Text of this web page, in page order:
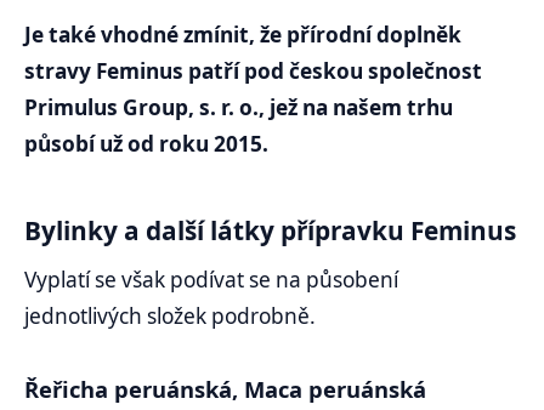
Je také vhodné zmínit, že přírodní doplněk
stravy Feminus patří pod českou společnost
Primulus Group, s. r. o., jež na našem trhu
působí už od roku 2015.
Bylinky a další látky přípravku Feminus
Vyplatí se však podívat se na působení
jednotlivých složek podrobně.
Řeřicha peruánská, Maca peruánská